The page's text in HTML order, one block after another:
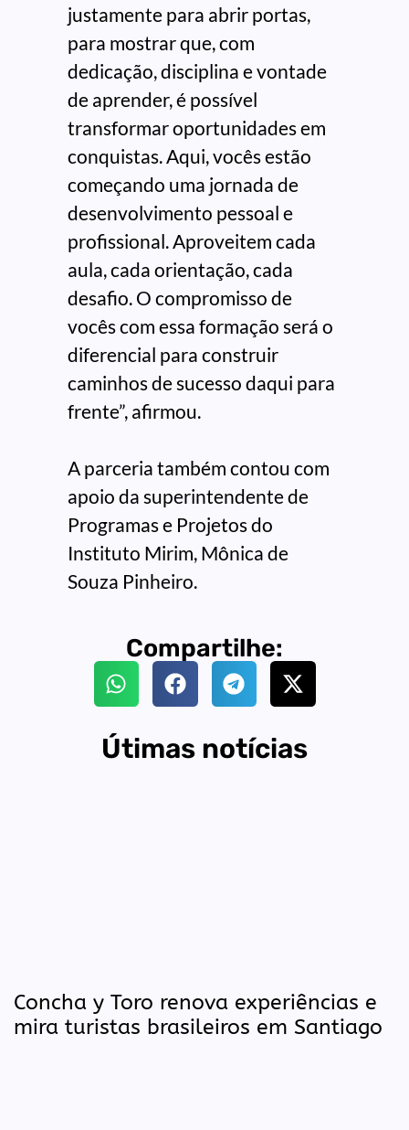
justamente para abrir portas,
para mostrar que, com
dedicação, disciplina e vontade
de aprender, é possível
transformar oportunidades em
conquistas. Aqui, vocês estão
começando uma jornada de
desenvolvimento pessoal e
profissional. Aproveitem cada
aula, cada orientação, cada
desafio. O compromisso de
vocês com essa formação será o
diferencial para construir
caminhos de sucesso daqui para
frente”, afirmou.
A parceria também contou com
apoio da superintendente de
Programas e Projetos do
Instituto Mirim, Mônica de
Souza Pinheiro.
Compartilhe:
Útimas notícias
Concha y Toro renova experiências e
mira turistas brasileiros em Santiago